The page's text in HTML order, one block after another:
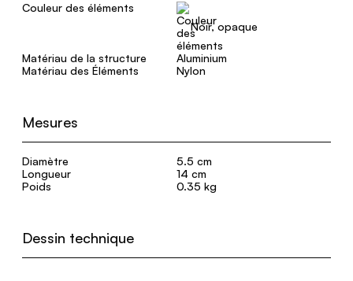
Couleur des éléments
Noir, opaque
Matériau de la structure
Aluminium
Matériau des Éléments
Nylon
Mesures
Diamètre
5.5 cm
Longueur
14 cm
Poids
0.35 kg
Dessin technique